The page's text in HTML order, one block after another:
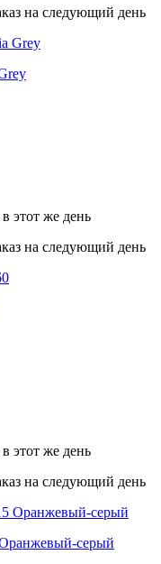
на следующий день
в этот же день
на следующий день
в этот же день
на следующий день
серый